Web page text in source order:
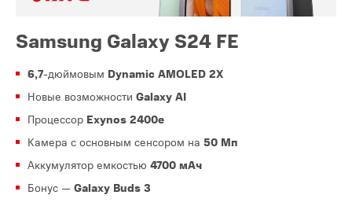
Samsung Galaxy S24 FE
6,7-дюймовым Dynamic AMOLED 2X
Новые возможности Galaxy AI
Процессор Exynos 2400e
Камера с основным сенсором на 50 Мп
Аккумулятор емкостью 4700 мАч
Бонус — Galaxy Buds 3